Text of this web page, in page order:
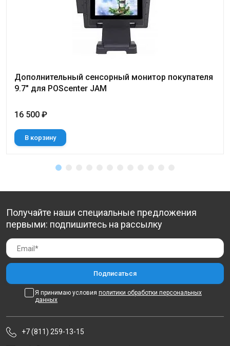
Дополнительный сенсорный монитор покупателя
9.7" для POScenter JAM
16 500 ₽
В корзину
Получайте наши специальные предложения
первыми: подпишитесь на рассылку
Я принимаю условия политики обработки персональных
данных
+7 (811) 259-13-15